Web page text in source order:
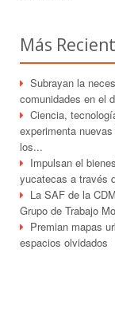
Más
Subrayan la
comunidades en el
Ciencia,
experimenta
los...
Impulsan el
yucatecas a través
La SAF de la
Grupo de Trabajo
Premian mapas
espacios olvidados